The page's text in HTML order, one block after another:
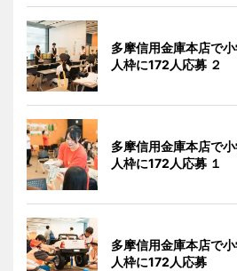
多摩信用金庫本店で
人枠に172人応募 ２
多摩信用金庫本店で
人枠に172人応募 １
多摩信用金庫本店で
人枠に172人応募